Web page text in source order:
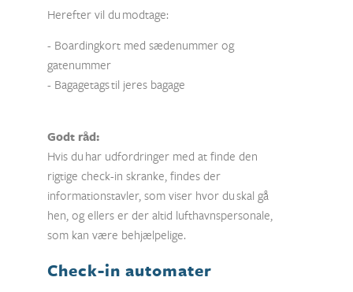
Herefter vil du modtage:
- Boardingkort med sædenummer og
gatenummer
- Bagagetags til jeres bagage
Godt råd:
Hvis du har udfordringer med at finde den
rigtige check-in skranke, findes der
informationstavler, som viser hvor du skal gå
hen, og ellers er der altid lufthavnspersonale,
som kan være behjælpelige.
Check-in automater